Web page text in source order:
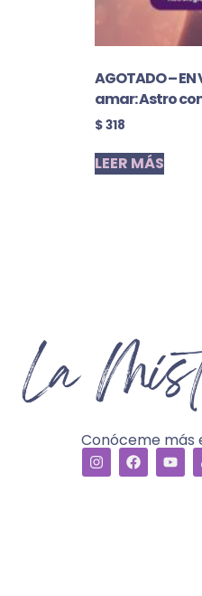
AGOTADO –
amar: Astro
$318
LEER MÁS
Conóceme más